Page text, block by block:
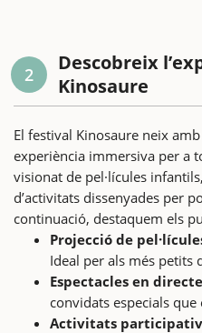
2
Descobreix
Kinosaure
El festival Kinosaure neix
experiència immersiva per a
visionat de pel·lícules
d’activitats dissenyades per
continuació, destaquem els
Projecció de
Ideal per als més petits
Espectacles en
convidats especials
Activitats